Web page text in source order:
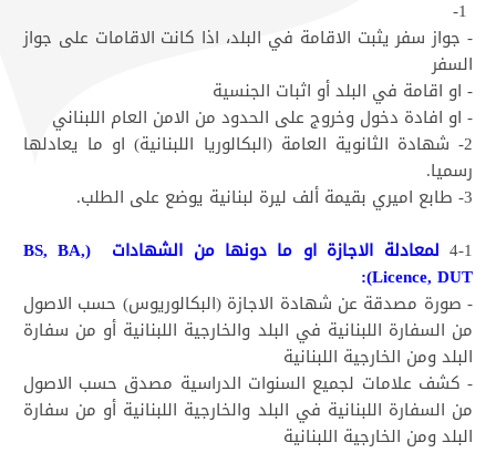
- جواز سفر يثبت الاقامة في البلد، اذا كانت الاقامات على جواز
السفر
- او اقامة في البلد أو اثبات الجنسية
- او افادة دخول وخروج على الحدود من الامن العام اللبناني
2- شهادة الثانوية العامة (البكالوريا اللبنانية) او ما يعادلها
رسميا.
4-1
لمعادلة الاجازة او ما دونها من الشهادات (BS, BA,
Licence, DUT):
- صورة مصدقة عن شهادة الاجازة (البكالوريوس) حسب الاصول
من السفارة اللبنانية في البلد والخارجية اللبنانية أو من سفارة
البلد ومن الخارجية اللبنانية
- كشف علامات لجميع السنوات الدراسية مصدق حسب الاصول
من السفارة اللبنانية في البلد والخارجية اللبنانية أو من سفارة
البلد ومن الخارجية اللبنانية